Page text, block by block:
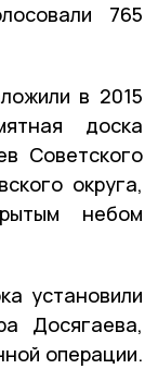
765
в 2015
доска
Советского
округа,
небом
установили
Досягаева,
операции.